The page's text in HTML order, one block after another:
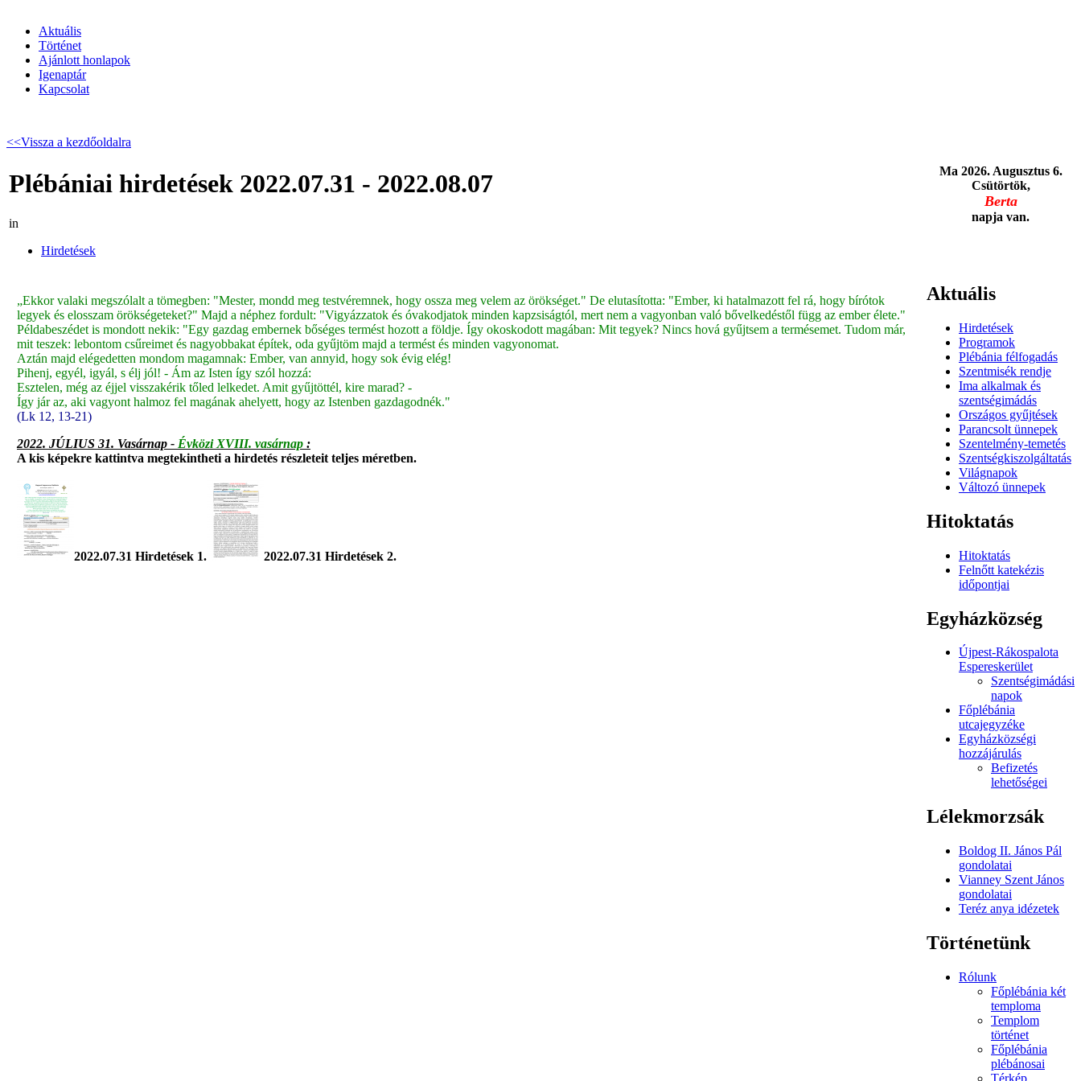
Aktuális
Történet
Ajánlott honlapok
Igenaptár
Kapcsolat
<<Vissza a kezdőoldalra
Plébániai hirdetések 2022.07.31 - 2022.08.07
in
Hirdetések
„Ekkor valaki megszólalt a tömegben: "Mester, mondd meg testvéremnek, hogy ossza meg velem az örökséget." De elutasította: "Ember, ki hatalmazott fel rá, hogy bírótok
legyek és elosszam örökségeteket?" Majd a néphez fordult: "Vigyázzatok és óvakodjatok minden kapzsiságtól, mert nem a vagyonban való bővelkedéstől függ az ember élete."
Példabeszédet is mondott nekik: "Egy gazdag embernek bőséges termést hozott a földje. Így okoskodott magában: Mit tegyek? Nincs hová gyűjtsem a termésemet. Tudom már,
mit teszek: lebontom csűreimet és nagyobbakat építek, oda gyűjtöm majd a termést és minden vagyonomat.
Aztán majd elégedetten mondom magamnak: Ember, van annyid, hogy sok évig elég!
Pihenj, egyél, igyál, s élj jól! - Ám az Isten így szól hozzá:
Esztelen, még az éjjel visszakérik tőled lelkedet. Amit gyűjtöttél, kire marad? -
Így jár az, aki vagyont halmoz fel magának ahelyett, hogy az Istenben gazdagodnék."
(Lk 12, 13-21)
2022. JÚLIUS 31. Vasárnap - Évközi XVIII. vasárnap :
A kis képekre kattintva megtekintheti a hirdetés részleteit teljes méretben.
2022.07.31 Hirdetések 1. 2022.07.31 Hirdetések 2.
Ma 2026. Augusztus 6.
Csütörtök,
Berta
napja van.
Aktuális
Hirdetések
Programok
Plébánia félfogadás
Szentmisék rendje
Ima alkalmak és
szentségimádás
Országos gyűjtések
Parancsolt ünnepek
Szentelmény-temetés
Szentségkiszolgáltatás
Világnapok
Változó ünnepek
Hitoktatás
Hitoktatás
Felnőtt katekézis
időpontjai
Egyházközség
Újpest-Rákospalota
Espereskerület
Szentségimádási
napok
Főplébánia
utcajegyzéke
Egyházközségi
hozzájárulás
Befizetés
lehetőségei
Lélekmorzsák
Boldog II. János Pál
gondolatai
Vianney Szent János
gondolatai
Teréz anya idézetek
Történetünk
Rólunk
Főplébánia két
temploma
Templom
történet
Főplébánia
plébánosai
Térkép